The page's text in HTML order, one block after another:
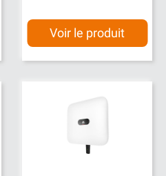
Voir le produit